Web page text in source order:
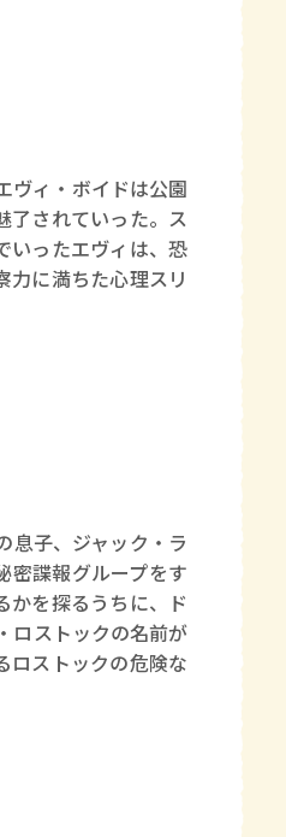
ヴィ・ボイドは公園
了されていった。ス
いったエヴィは、恐
力に満ちた心理スリ
息子、ジャック・ラ
密諜報グループをす
かを探るうちに、ド
ロストックの名前が
ロストックの危険な